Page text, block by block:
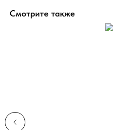
Смотрите также